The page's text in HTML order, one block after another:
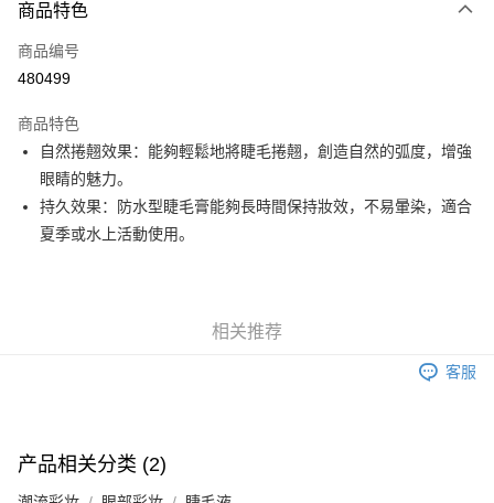
信用卡
Apple Pay
AlipayHK
PayMe
WeChat Pay
銀行匯款 請將存款存到以下銀行帳戶，並於存款單據寫上訂單編號後電郵至
eshop@colourmix-cosmetics.com** **我們不會處理沒有提供存款單據的訂
單。 如果訂購後七個工作天內我們未能收到有關存款，有關訂單將被取消。
付款後順豐站及營業點取貨
商品特色
商品编号
480499
商品特色
自然捲翹效果：能夠輕鬆地將睫毛捲翹，創造自然的弧度，增強
眼睛的魅力。
持久效果：防水型睫毛膏能夠長時間保持妝效，不易暈染，適合
夏季或水上活動使用。
相关推荐
客服
产品相关分类 (2)